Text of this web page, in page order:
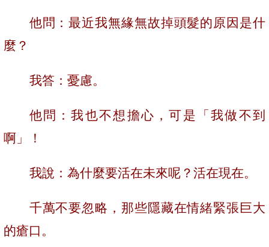
他問：最近我無緣無故掉頭髮的原因是什
麼？
我答：憂慮。
他問：我也不想擔心，可是「我做不到
啊」！
我說：為什麼要活在未來呢？活在現在。
千萬不要忽略，那些隱藏在情緒緊張巨大
的瘡口。